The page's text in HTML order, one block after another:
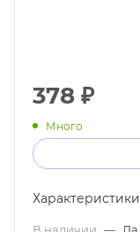
378 ₽
Много
Характеристики
В наличии — Да